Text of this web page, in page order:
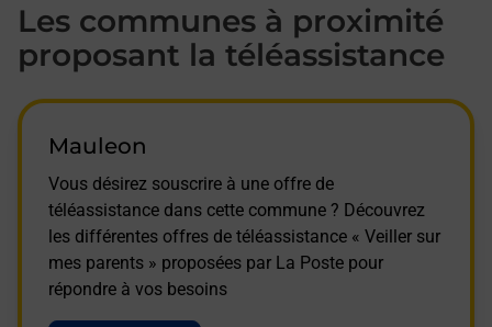
Les communes à proximité
proposant la téléassistance
Mauleon
Vous désirez souscrire à une offre de
téléassistance dans cette commune ? Découvrez
les différentes offres de téléassistance « Veiller sur
mes parents » proposées par La Poste pour
répondre à vos besoins